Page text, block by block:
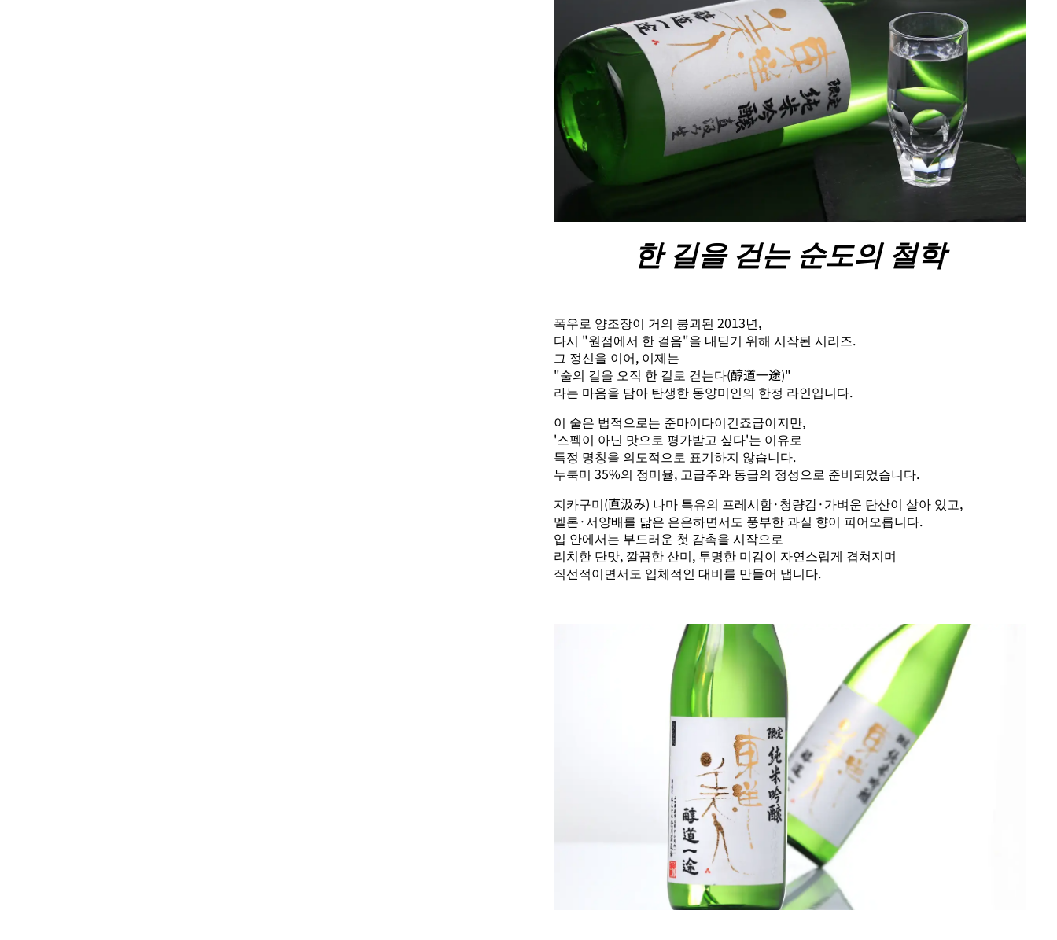
한 길을 걷는 순도의 철학
폭우로 양조장이 거의 붕괴된 2013년,
다시 "원점에서 한 걸음"을 내딛기 위해 시작된 시리즈.
그 정신을 이어, 이제는
"술의 길을 오직 한 길로 걷는다(醇道一途)"
라는 마음을 담아 탄생한 동양미인의 한정 라인입니다.
이 술은 법적으로는 준마이다이긴죠급이지만,
'스펙이 아닌 맛으로 평가받고 싶다'는 이유로
특정 명칭을 의도적으로 표기하지 않습니다.
누룩미 35%의 정미율, 고급주와 동급의 정성으로 준비되었습니다.
지카구미(直汲み) 나마 특유의 프레시함·청량감·가벼운 탄산이 살아 있고,
멜론·서양배를 닮은 은은하면서도 풍부한 과실 향이 피어오릅니다.
입 안에서는 부드러운 첫 감촉을 시작으로
리치한 단맛, 깔끔한 산미, 투명한 미감이 자연스럽게 겹쳐지며
직선적이면서도 입체적인 대비를 만들어 냅니다.